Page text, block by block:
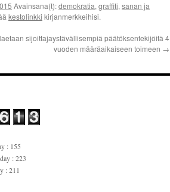
Avainsana(t):demokratia, graffiti, sanan ja
kestolinkki kirjanmerkkeihisi.
sijoittajaystävällisempiä päätöksentekijöitä 4
vuoden määräaikaiseen toimeen →
: 155
: 223
: 211